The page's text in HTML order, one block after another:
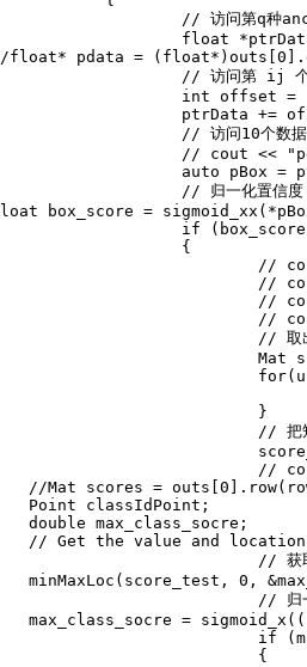
// 访问第q种
float
*
float* pdata =
// 访问第 ij
int offset =
					ptrData
+=
// 访问10个数
// cout <<
auto pBox =
// 归一化置信度
box_score = sigmoid_xx ( *
if
(
{
//
//
//
//
// 取
for(
}
// 把
//
//Mat scores =
Point classIdPoint
;
double max_class_socre ;
// Get the value and location
// 获
minMaxLoc ( score_test , 0 , &
// 归
max_class_socre
= sigmoid_x ( (
if
(
{